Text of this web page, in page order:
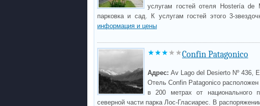
услугам гостей отеля Hostería de
парковка и сад. К услугам гостей этого 3-
информация и цены
Confin Patagonico
Адрес: Av Lago del Desierto Nº 436,
Отель Confin Patagonico
в 200 метрах от национального
северной части парка Лос-Гласиарес. В